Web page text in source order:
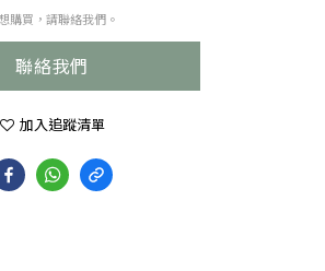
購買，請聯絡我們。
聯絡我們
加入追蹤清單